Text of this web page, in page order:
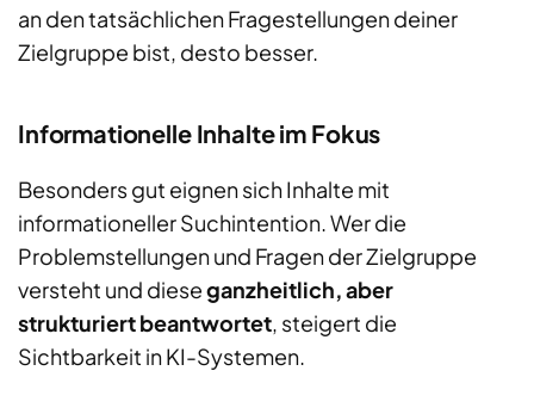
an den tatsächlichen Fragestellungen deiner
Zielgruppe bist, desto besser.
Informationelle Inhalte im Fokus
Besonders gut eignen sich Inhalte mit
informationeller Suchintention. Wer die
Problemstellungen und Fragen der Zielgruppe
versteht und dieseganzheitlich, aber
strukturiert beantwortet, steigert die
Sichtbarkeit in KI-Systemen.